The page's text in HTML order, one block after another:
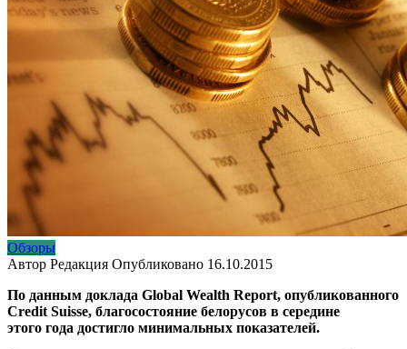
Обзоры
Автор Редакция Опубликовано 16.10.2015
По данным доклада Global Wealth Report, опубликованного
Credit Suisse, благосостояние белорусов в середине
этого года достигло минимальных показателей.